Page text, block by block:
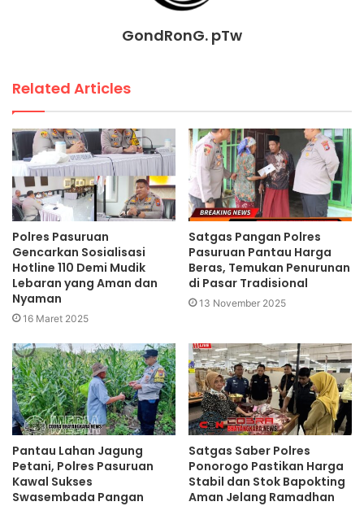
GondRonG. pTw
Related Articles
Polres Pasuruan
Gencarkan Sosialisasi
Hotline 110 Demi Mudik
Lebaran yang Aman dan
Nyaman
16 Maret 2025
Satgas Pangan Polres
Pasuruan Pantau Harga
Beras, Temukan Penurunan
di Pasar Tradisional
13 November 2025
Pantau Lahan Jagung
Petani, Polres Pasuruan
Kawal Sukses
Swasembada Pangan
Satgas Saber Polres
Ponorogo Pastikan Harga
Stabil dan Stok Bapokting
Aman Jelang Ramadhan